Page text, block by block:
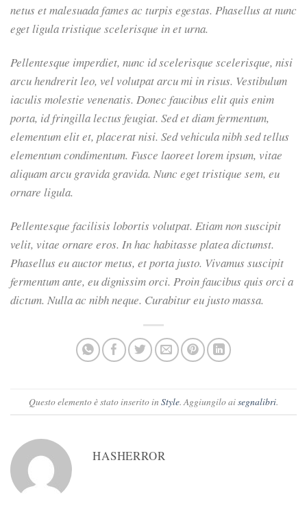
netus et malesuada fames ac turpis egestas. Phasellus at nunc
eget ligula tristique scelerisque in et urna.
Pellentesque imperdiet, nunc id scelerisque scelerisque, nisi
arcu hendrerit leo, vel volutpat arcu mi in risus. Vestibulum
iaculis molestie venenatis. Donec faucibus elit quis enim
porta, id fringilla lectus feugiat. Sed et diam fermentum,
elementum elit et, placerat nisi. Sed vehicula nibh sed tellus
elementum condimentum. Fusce laoreet lorem ipsum, vitae
aliquam arcu gravida gravida. Nunc eget tristique sem, eu
ornare ligula.
Pellentesque facilisis lobortis volutpat. Etiam non suscipit
velit, vitae ornare eros. In hac habitasse platea dictumst.
Phasellus eu auctor metus, et porta justo. Vivamus suscipit
fermentum ante, eu dignissim orci. Proin faucibus quis orci a
dictum. Nulla ac nibh neque. Curabitur eu justo massa.
Questo elemento è stato inserito in Style. Aggiungilo aisegnalibri.
HASHERROR